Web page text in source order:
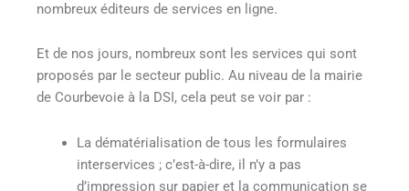
nombreux éditeurs de services en ligne.
Et de nos jours, nombreux sont les services qui sont
proposés par le secteur public. Au niveau de la mairie
de Courbevoie à la DSI, cela peut se voir par :
La dématérialisation de tous les formulaires
interservices ; c’est-à-dire, il n’y a pas
d’impression sur papier et la communication se